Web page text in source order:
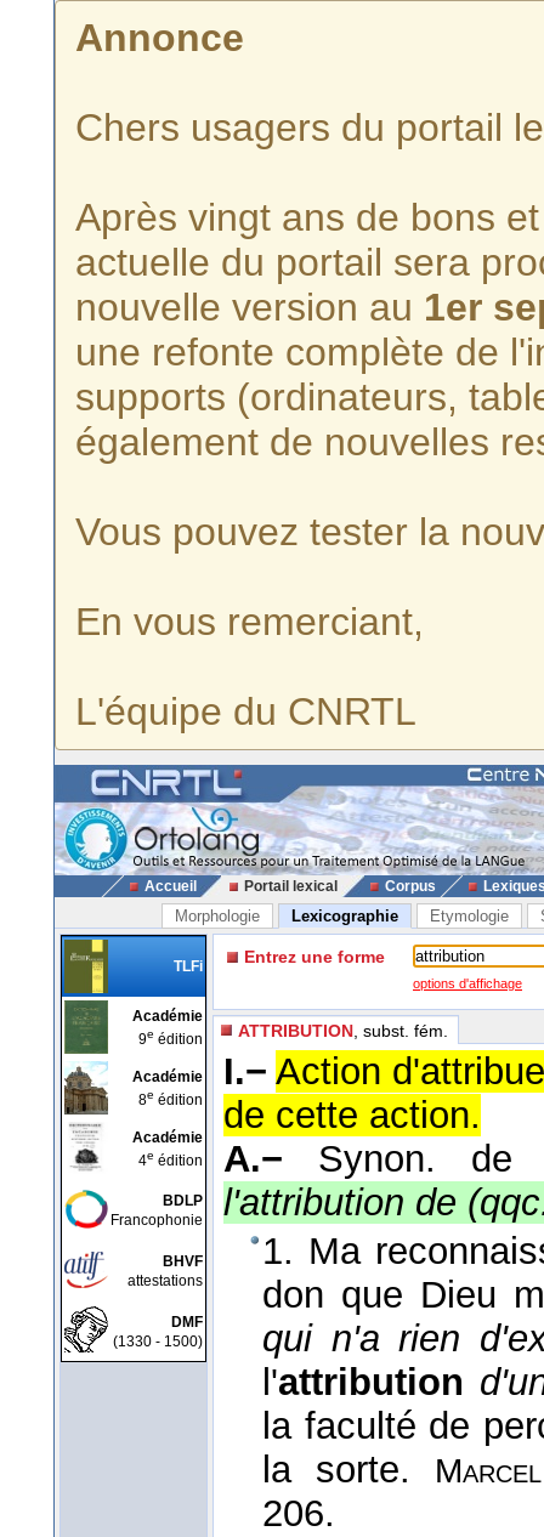
Annonce
Chers usagers du portail
Après vingt ans de bons
actuelle du portail sera
nouvelle version au 1er
une refonte complète de
supports (ordinateurs,
également de nouvelles
Vous pouvez tester la
En vous remerciant,
L'équipe du CNRTL
Accueil Portail lexical Corpus
Morphologie Lexicographie Etymologie
TLFi
Académie
9e édition
Académie
8e édition
Académie
4e édition
BDLP
Francophonie
BHVF
attestations
DMF
(1330 - 1500)
Entrez une forme
options d'affichage
ATTRIBUTION , subst. fém.
I.− Action
de cette action.
A.−
Synon.
l'attribution de
1. Ma
don que Dieu
qui n'a rien
l'attribution
la faculté de
la sorte.
Marcel
206.